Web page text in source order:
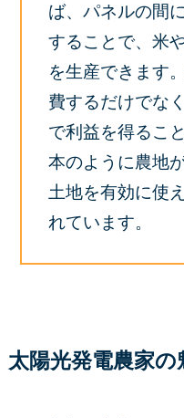
ば、パネルの間
することで、米
を生産できます
費するだけでな
で利益を得るこ
本のように農地
土地を有効に使
れています。
太陽光発電農家の